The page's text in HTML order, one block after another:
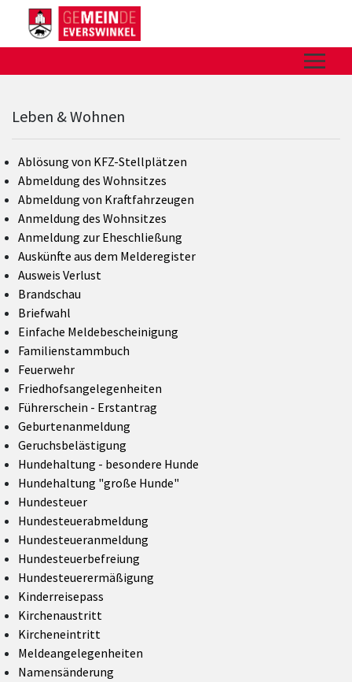
Zum Header
Zum Hauptinhalt
Zum Footer
Zum Hauptinhalt springen
Leben & Wohnen
Ablösung von KFZ-Stellplätzen
Abmeldung des Wohnsitzes
Abmeldung von Kraftfahrzeugen
Anmeldung des Wohnsitzes
Anmeldung zur Eheschließung
Auskünfte aus dem Melderegister
Ausweis Verlust
Brandschau
Briefwahl
Einfache Meldebescheinigung
Familienstammbuch
Feuerwehr
Friedhofsangelegenheiten
Führerschein - Erstantrag
Geburtenanmeldung
Geruchsbelästigung
Hundehaltung - besondere Hunde
Hundehaltung "große Hunde"
Hundesteuer
Hundesteuerabmeldung
Hundesteueranmeldung
Hundesteuerbefreiung
Hundesteuerermäßigung
Kinderreisepass
Kirchenaustritt
Kircheneintritt
Meldeangelegenheiten
Namensänderung